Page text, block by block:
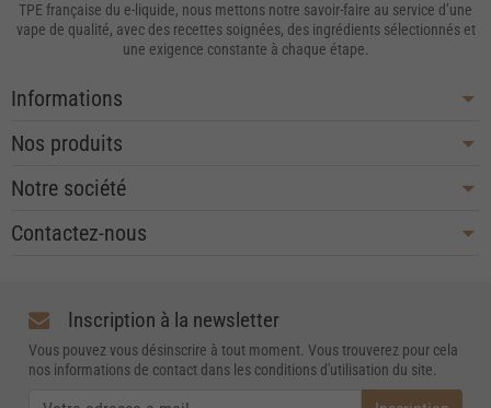
TPE française du e-liquide, nous mettons notre savoir-faire au service d’une
vape de qualité, avec des recettes soignées, des ingrédients sélectionnés et
une exigence constante à chaque étape.
Informations
Nos produits
Notre société
Contactez-nous
Inscription à la newsletter
Vous pouvez vous désinscrire à tout moment. Vous trouverez pour cela
nos informations de contact dans les conditions d'utilisation du site.